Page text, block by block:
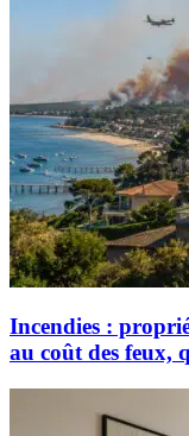
Incendies :
au coût des feux,